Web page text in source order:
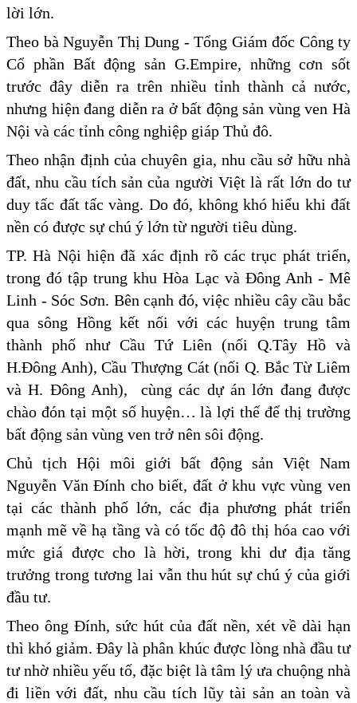
lời lớn.
Theo bà Nguyễn Thị Dung - Tổng Giám đốc Công ty
Cổ phần Bất động sản G.Empire, những cơn sốt
trước đây diễn ra trên nhiều tỉnh thành cả nước,
nhưng hiện đang diễn ra ở bất động sản vùng ven Hà
Nội và các tỉnh công nghiệp giáp Thủ đô.
Theo nhận định của chuyên gia, nhu cầu sở hữu nhà
đất, nhu cầu tích sản của người Việt là rất lớn do tư
duy tấc đất tấc vàng. Do đó, không khó hiểu khi đất
nền có được sự chú ý lớn từ người tiêu dùng.
TP. Hà Nội hiện đã xác định rõ các trục phát triển,
trong đó tập trung khu Hòa Lạc và Đông Anh - Mê
Linh - Sóc Sơn. Bên cạnh đó, việc nhiều cây cầu bắc
qua sông Hồng kết nối với các huyện trung tâm
thành phố như Cầu Tứ Liên (nối Q.Tây Hồ và
H.Đông Anh), Cầu Thượng Cát (nối Q. Bắc Từ Liêm
và H. Đông Anh), cùng các dự án lớn đang được
chào đón tại một số huyện… là lợi thế để thị trường
bất động sản vùng ven trở nên sôi động.
Chủ tịch Hội môi giới bất động sản Việt Nam
Nguyễn Văn Đính cho biết, đất ở khu vực vùng ven
tại các thành phố lớn, các địa phương phát triển
mạnh mẽ về hạ tầng và có tốc độ đô thị hóa cao với
mức giá được cho là hời, trong khi dư địa tăng
trưởng trong tương lai vẫn thu hút sự chú ý của giới
đầu tư.
Theo ông Đính, sức hút của đất nền, xét về dài hạn
thì khó giảm. Đây là phân khúc được lòng nhà đầu tư
tư nhờ nhiều yếu tố, đặc biệt là tâm lý ưa chuộng nhà
đi liền với đất, nhu cầu tích lũy tài sản an toàn và